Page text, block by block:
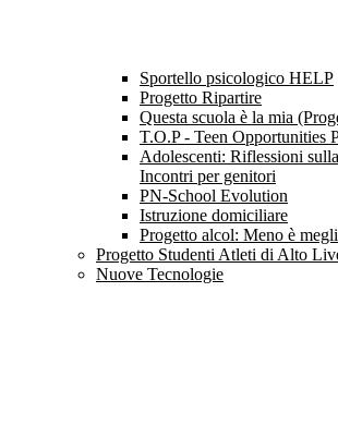
Sportello psicologico HELP
Progetto Ripartire
Questa scuola è la mia
T.O.P - Teen Opportunities
Adolescenti: Riflessioni
Incontri per genitori
PN-School Evolution
Istruzione domiciliare
Progetto alcol: Meno è
Progetto Studenti Atleti di Alto
Nuove Tecnologie